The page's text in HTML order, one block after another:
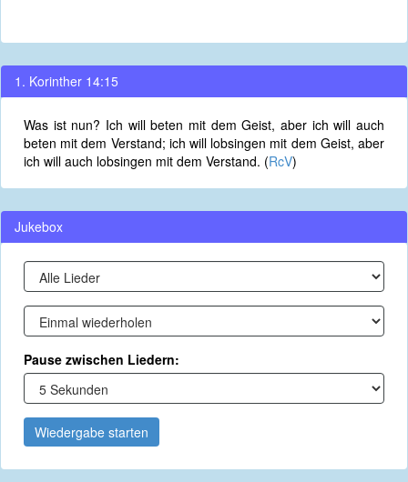
1. Korinther 14:15
Was ist nun? Ich will beten mit dem Geist, aber ich will auch
beten mit dem Verstand; ich will lobsingen mit dem Geist, aber
ich will auch lobsingen mit dem Verstand. (RcV)
Jukebox
Pause zwischen Liedern:
Wiedergabe starten